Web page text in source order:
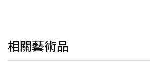
相關藝術品